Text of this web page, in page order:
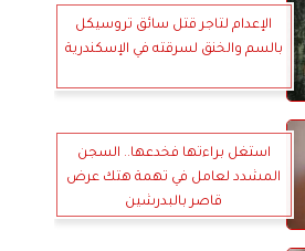
الإعدام لتاجر قتل سائق تروسيكل
بالسم والخنق لسرقته في الإسكندرية
استغل براءتها فخدعها.. السجن
المشدد لعامل في تهمة هتك عرض
قاصر بالبدرشين